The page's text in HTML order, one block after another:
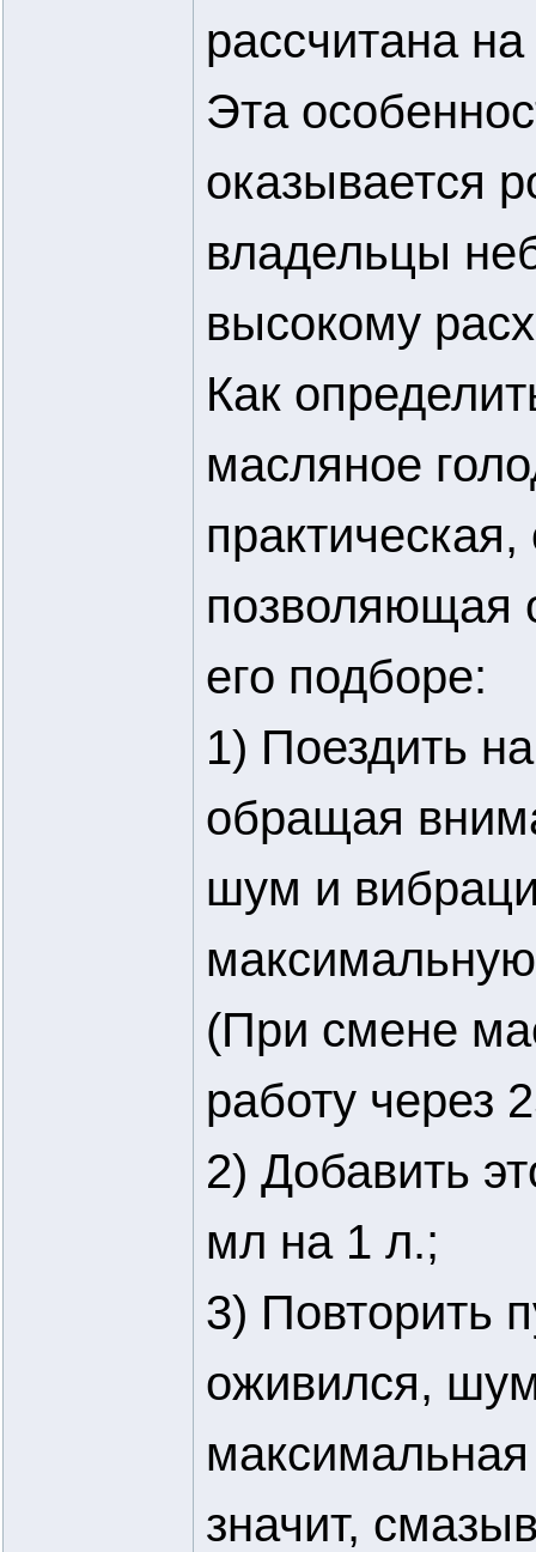
рассчитана
Эта
оказывается
владельцы
высокому
Как
масляное
позволяющая
его подборе:
1) Поездить
обращая
шум и
(При смене
работу через
2) Добавить
мл на 1 л.;
3) Повторить
оживился,
максимальная
значит,